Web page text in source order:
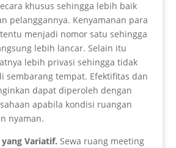
khusus sehingga lebih baik
pelanggannya. Kenyamanan para
menjadi nomor satu sehingga
lebih lancar. Selain itu
lebih privasi sehingga tidak
sembarang tempat. Efektifitas dan
dapat diperoleh dengan
apabila kondisi ruangan
nyaman.
Variatif. Sewa ruang meeting